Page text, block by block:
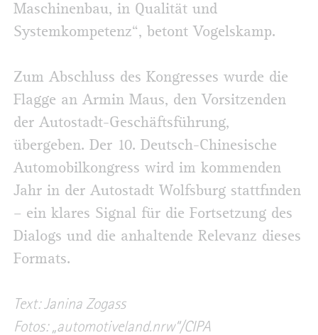
Maschinenbau, in Qualität und
Systemkompetenz“, betont Vogelskamp.
Zum Abschluss des Kongresses wurde die
Flagge an Armin Maus, den Vorsitzenden
der Autostadt-Geschäftsführung,
übergeben. Der 10. Deutsch-Chinesische
Automobilkongress wird im kommenden
Jahr in der Autostadt Wolfsburg stattfinden
– ein klares Signal für die Fortsetzung des
Dialogs und die anhaltende Relevanz dieses
Formats.
Text: Janina Zogass
Fotos: „automotiveland.nrw“/CIPA